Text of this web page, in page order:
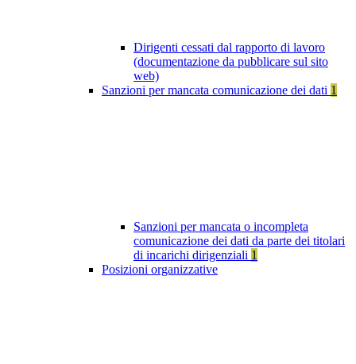
Dirigenti cessati dal rapporto di lavoro
(documentazione da pubblicare sul sito
web)
Sanzioni per mancata comunicazione dei dati 1
Sanzioni per mancata o incompleta
comunicazione dei dati da parte dei titolari
di incarichi dirigenziali 1
Posizioni organizzative